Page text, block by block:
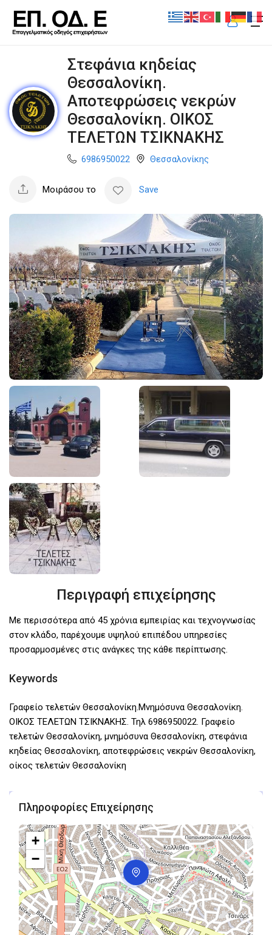
Στεφάνια κηδείας
Θεσσαλονίκη.
Αποτεφρώσεις νεκρών
Θεσσαλονίκη. ΟΙΚΟΣ
ΤΕΛΕΤΩΝ ΤΣΙΚΝΑΚΗΣ
6986950022 Θεσσαλονίκης
Μοιράσου το Save
Περιγραφή επιχείρησης
Με περισσότερα από 45 χρόνια εμπειρίας και τεχνογνωσίας
στον κλάδο, παρέχουμε υψηλού επιπέδου υπηρεσίες
προσαρμοσμένες στις ανάγκες της κάθε περίπτωσης.
Keywords
Γραφείο τελετών Θεσσαλονίκη.Μνημόσυνα Θεσσαλονίκη.
ΟΙΚΟΣ ΤΕΛΕΤΩΝ ΤΣΙΚΝΑΚΗΣ. Τηλ 6986950022. Γραφείο
τελετών Θεσσαλονίκη, μνημόσυνα Θεσσαλονίκη, στεφάνια
κηδείας Θεσσαλονίκη, αποτεφρώσεις νεκρών Θεσσαλονίκη,
οίκος τελετών Θεσσαλονίκη
Πληροφορίες Επιχείρησης
+
−